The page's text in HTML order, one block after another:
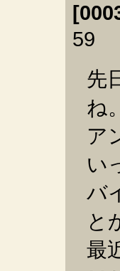
59
先
ね。
ア
い
バ
と
最